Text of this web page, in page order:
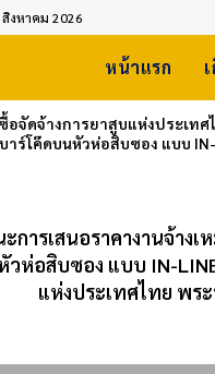
งหาคม 2026
หน้าแรก
อจัดจ้างการยาสูบแห่งประเทศ
ร์โค๊ดบนหัวห่อสิบซอง แบบ
การเสนอราคางานจ้า
วห่อสิบซอง แบบ IN-
แห่งประเทศไทย พร